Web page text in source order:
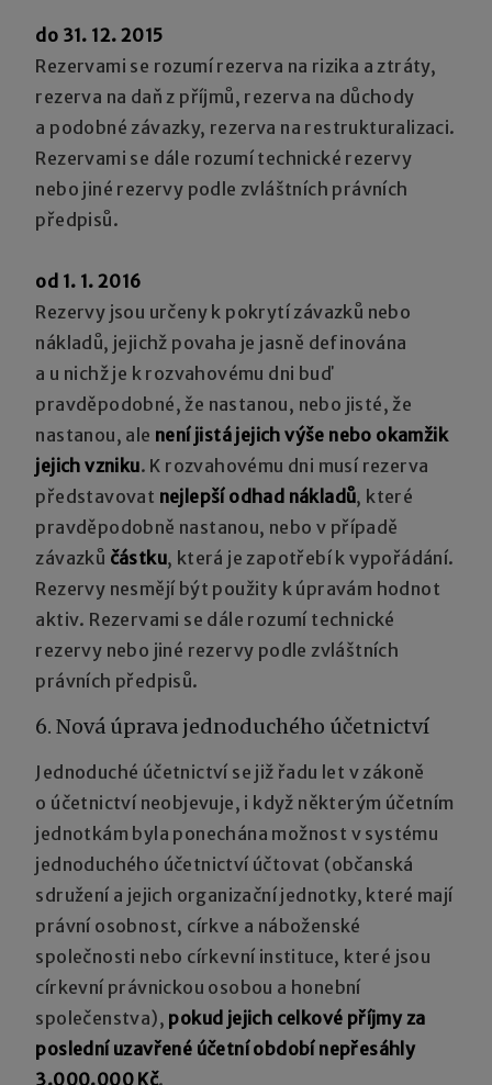
do 31. 12. 2015
Rezervami se rozumí rezerva na rizika a ztráty,
rezerva na daň z příjmů, rezerva na důchody
a podobné závazky, rezerva na restrukturalizaci.
Rezervami se dále rozumí technické rezervy
nebo jiné rezervy podle zvláštních právních
předpisů.
od 1. 1. 2016
Rezervy jsou určeny k pokrytí závazků nebo
nákladů, jejichž povaha je jasně definována
a u nichž je k rozvahovému dni buď
pravděpodobné, že nastanou, nebo jisté, že
nastanou, ale není jistá jejich výše nebo okamžik
jejich vzniku. K rozvahovému dni musí rezerva
představovat nejlepší odhad nákladů, které
pravděpodobně nastanou, nebo v případě
závazků částku, která je zapotřebí k vypořádání.
Rezervy nesmějí být použity k úpravám hodnot
aktiv. Rezervami se dále rozumí technické
rezervy nebo jiné rezervy podle zvláštních
právních předpisů.
6. Nová úprava jednoduchého účetnictví
Jednoduché účetnictví se již řadu let v zákoně
o účetnictví neobjevuje, i když některým účetním
jednotkám byla ponechána možnost v systému
jednoduchého účetnictví účtovat (občanská
sdružení a jejich organizační jednotky, které mají
právní osobnost, církve a náboženské
společnosti nebo církevní instituce, které jsou
církevní právnickou osobou a honební
společenstva), pokud jejich celkové příjmy za
poslední uzavřené účetní období nepřesáhly
3.000.000 Kč.